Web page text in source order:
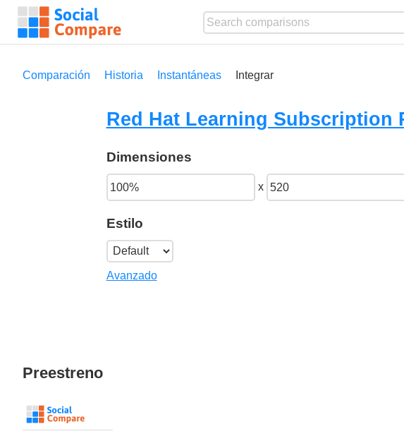
Comparación Historia Instantáneas Integrar
Red Hat Learning Subscription
Dimensiones
x
Estilo
Avanzado
Preestreno